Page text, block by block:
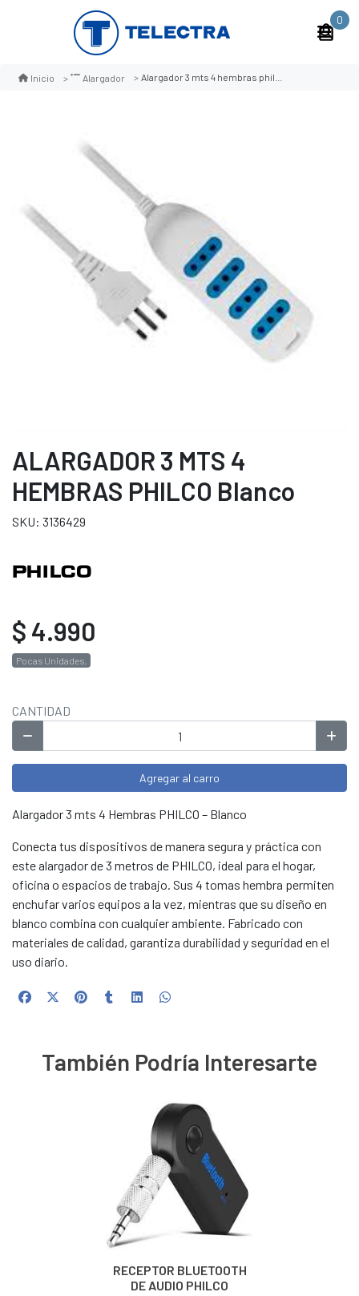
0
Inicio Alargador Alargador 3 mts 4 hembras philco blanco
ALARGADOR 3 MTS 4
HEMBRAS PHILCO Blanco
SKU: 3136429
$ 4.990
Pocas Unidades.
CANTIDAD
Agregar al carro
Alargador 3 mts 4 Hembras PHILCO – Blanco
Conecta tus dispositivos de manera segura y práctica con
este alargador de 3 metros de PHILCO, ideal para el hogar,
oficina o espacios de trabajo. Sus 4 tomas hembra permiten
enchufar varios equipos a la vez, mientras que su diseño en
blanco combina con cualquier ambiente. Fabricado con
materiales de calidad, garantiza durabilidad y seguridad en el
uso diario.
También Podría Interesarte
RECEPTOR BLUETOOTH
DE AUDIO PHILCO